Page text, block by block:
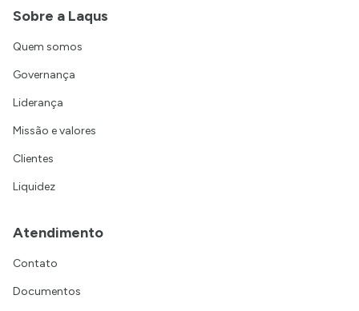
Sobre a Laqus
Quem somos
Governança
Liderança
Missão e valores
Clientes
Liquidez
Atendimento
Contato
Documentos